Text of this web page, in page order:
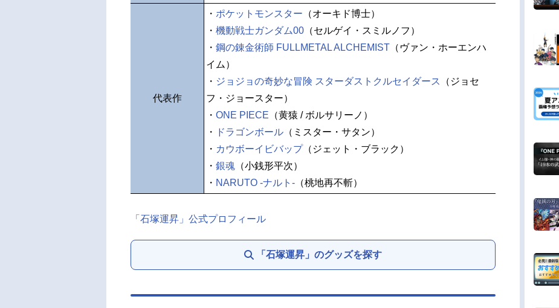
代表作
・ ポケットモンスター （オーキド博士）
・ 機動戦士ガンダム00 （セルゲイ・スミルノフ）
・ 鋼の錬金術師 FULLMETAL ALCHEMIST （ヴァン・ホーエンハ
イム）
・ ジョジョの奇妙な冒険 スターダストクルセイダース
（ジョセ
フ・ジョースター）
・ ONE PIECE （黄猿 / ボルサリーノ）
・
ドラゴンボール （ミスター・サタン）
・ カウボーイビバップ（ジェット・ブラック）
・ 銀魂 （小銭形平次）
・ NARUTO -ナルト- （桃地再不斬）
「石塚運昇」公式プロフィール
「石塚運昇」のグッズを探す